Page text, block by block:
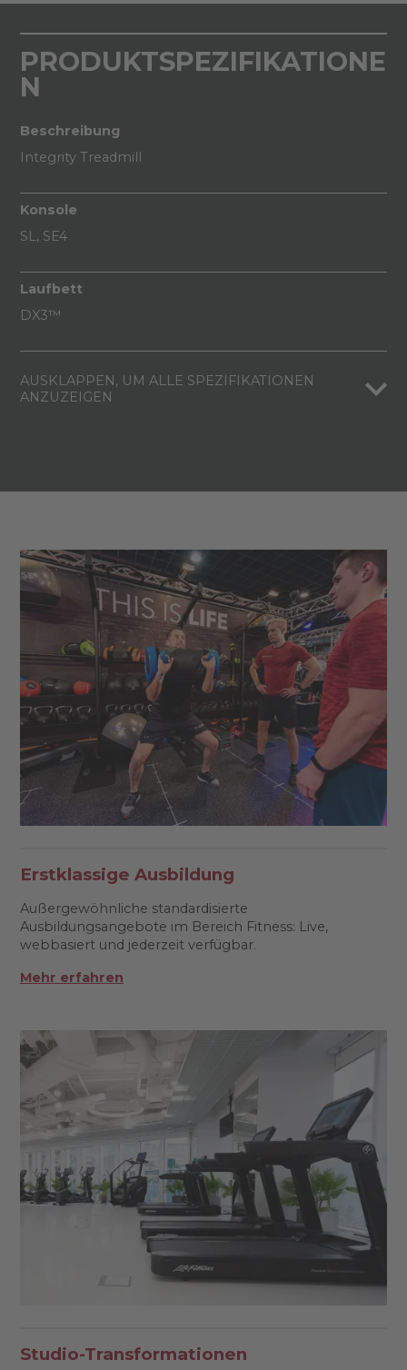
PRODUKTSPEZIFIKATIONE
N
Beschreibung
Integrity Treadmill
Konsole
SL, SE4
Laufbett
DX3™
AUSKLAPPEN, UM ALLE SPEZIFIKATIONEN
ANZUZEIGEN
Erstklassige Ausbildung
Außergewöhnliche standardisierte
Ausbildungsangebote im Bereich Fitness: Live,
webbasiert und jederzeit verfügbar.
Mehr erfahren
Studio-Transformationen